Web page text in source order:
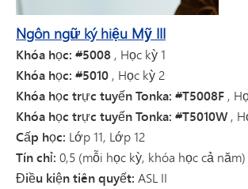
Ngôn ngữ ký hiệu Mỹ III
Khóa học: #5008 , Học kỳ 1
Khóa học: #5010 , Học kỳ 2
Khóa học trực tuyến Tonka: #T5008F ,
Khóa học trực tuyến Tonka: #T5010W,
Cấp học: Lớp 11, Lớp 12
Tín chỉ: 0,5 (mỗi học kỳ, khóa học cả năm)
Điều kiện tiên quyết: ASL II